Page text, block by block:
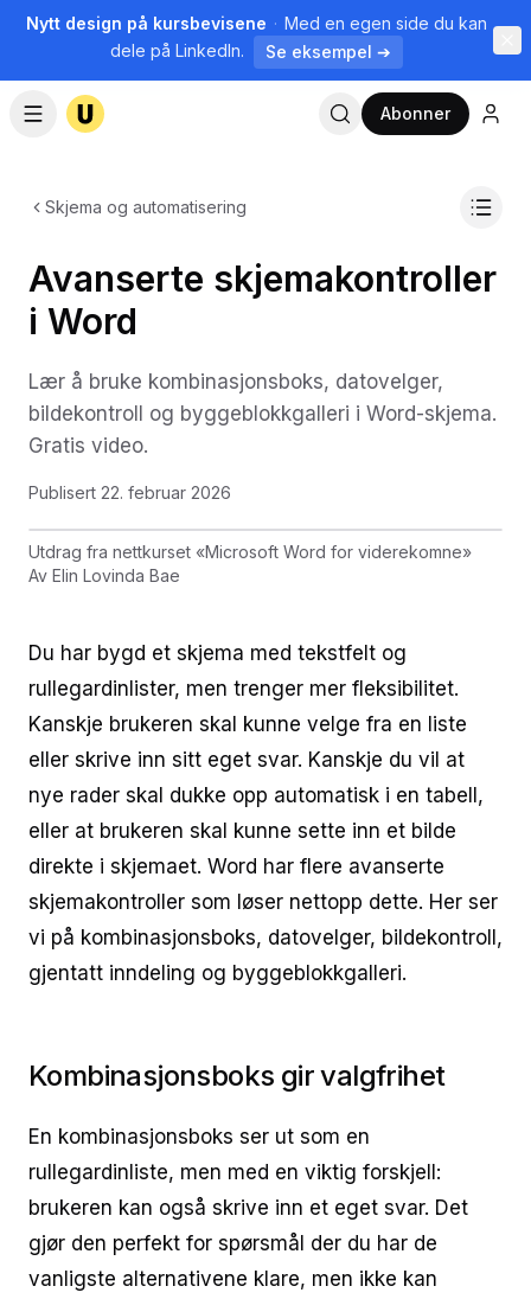
Nytt design på kursbevisene · Med en egen side du kan
dele på LinkedIn.
Se eksempel ➔
Abonner
Skjema og automatisering
Avanserte skjemakontroller
i Word
Lær å bruke kombinasjonsboks, datovelger,
bildekontroll og byggeblokkgalleri i Word-skjema.
Gratis video.
Publisert 22. februar 2026
Utdrag fra nettkurset «Microsoft Word for viderekomne»
Av Elin Lovinda Bae
Du har bygd et skjema med tekstfelt og
rullegardinlister, men trenger mer fleksibilitet.
Kanskje brukeren skal kunne velge fra en liste
eller skrive inn sitt eget svar. Kanskje du vil at
nye rader skal dukke opp automatisk i en tabell,
eller at brukeren skal kunne sette inn et bilde
direkte i skjemaet. Word har flere avanserte
skjemakontroller som løser nettopp dette. Her ser
vi på kombinasjonsboks, datovelger, bildekontroll,
gjentatt inndeling og byggeblokkgalleri.
Kombinasjonsboks gir valgfrihet
En kombinasjonsboks ser ut som en
rullegardinliste, men med en viktig forskjell:
brukeren kan også skrive inn et eget svar. Det
gjør den perfekt for spørsmål der du har de
vanligste alternativene klare, men ikke kan